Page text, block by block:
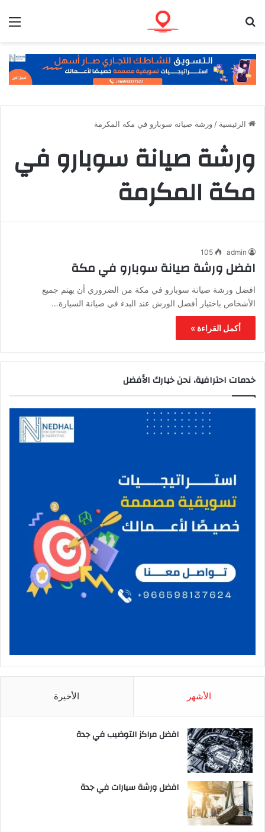
الرئيسية / ورشة صيانة سوبارو في مكة المكرمة
ورشة صيانة سوبارو في
مكة المكرمة
admin
105
افضل ورشة صيانة سوبارو في مكة
افضل ورشة صيانة سوبارو في مكة من الضروري أن يهتم جميع
الأشخاص باختيار أفضل الورش عند البدء في صيانة السيارة…
أكمل القراءة »
خدمات احترافية، نحن خيارك الأفضل
الأشهر الأخيرة
افضل مراكز التوضيب في جدة
افضل ورشة سيارات في جدة